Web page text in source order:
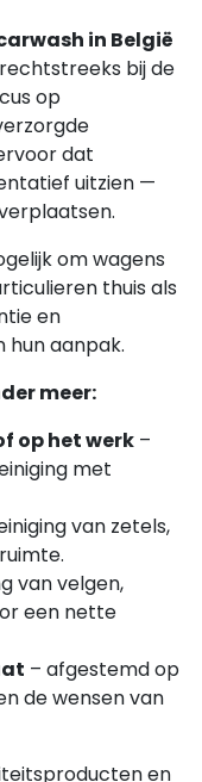
in België
bij de
op
dat
uitzien —
om wagens
thuis als
en
aanpak.
meer:
op het werk –
met
van zetels,
van velgen,
een nette
– afgestemd op
de wensen van
en